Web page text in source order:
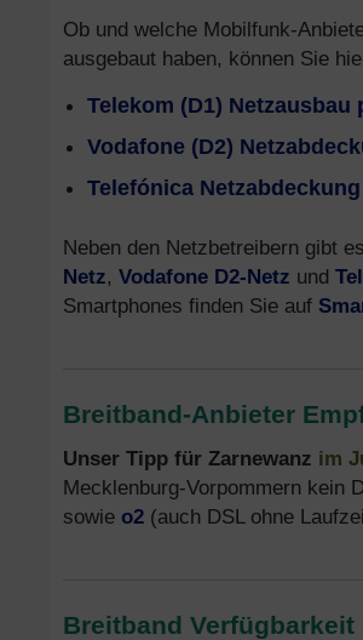
Ob und welche Mobilfunk-
ausgebaut haben, können Sie
Telekom (D1) Netzausbau
Vodafone (D2)
Telefónica
Neben den Netzbetreibern gibt
Netz, Vodafone D2-Netz und
Smartphones finden Sie auf
Breitband-Anbieter
Unser Tipp für Zarnewanz im
Mecklenburg-Vorpommern kein
sowie o2 (auch DSL ohne
Breitband Verfügbarkeit